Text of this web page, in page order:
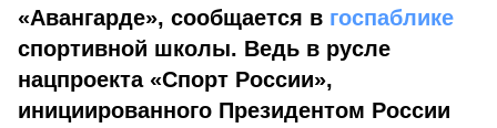
«Авангарде», сообщается в госпаблике
спортивной школы. Ведь в русле
нацпроекта «Спорт России»,
инициированного Президентом России